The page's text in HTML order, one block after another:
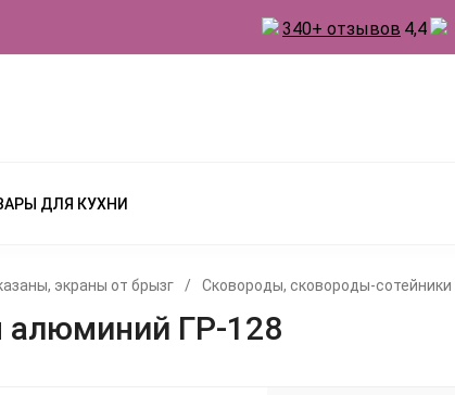
340+ отзывов 4,4
ДЛЯ КУХНИ
экраны от брызг / Сковороды, сковороды-сотейники
алюминий ГР-128